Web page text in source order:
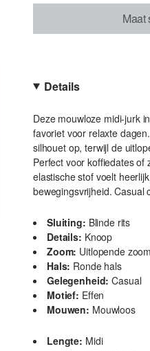
Maat
Details
Deze mouwloze midi-jurk
favoriet voor relaxte
silhouet op, terwijl de
Perfect voor koffiedates
elastische stof voelt
bewegingsvrijheid. Casual
Sluiting: Blinde rits
Details: Knoop
Zoom: Uitlopende zoom
Hals: Ronde hals
Gelegenheid: Casual
Motief: Effen
Mouwen: Mouwloos
Lengte: Midi